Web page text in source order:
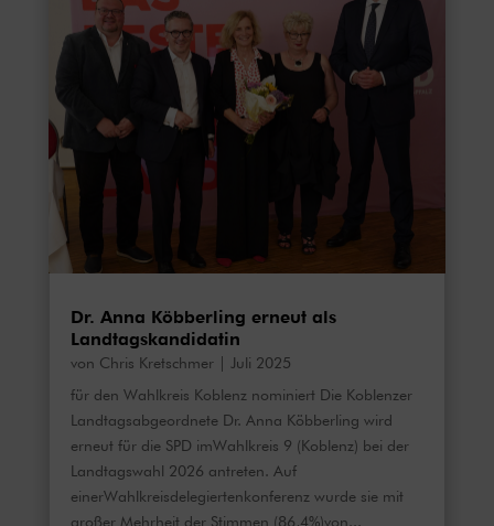
Dr. Anna Köbberling erneut als
Landtagskandidatin
von Chris Kretschmer| Juli 2025
für den Wahlkreis Koblenz nominiert Die Koblenzer
Landtagsabgeordnete Dr. Anna Köbberling wird
erneut für die SPD imWahlkreis 9 (Koblenz) bei der
Landtagswahl 2026 antreten. Auf
einerWahlkreisdelegiertenkonferenz wurde sie mit
großer Mehrheit der Stimmen (86,4%)von...